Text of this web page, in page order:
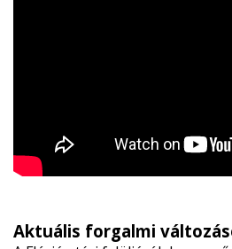
Aktuális forgalmi